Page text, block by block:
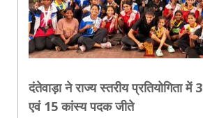
दंतेवाड़ा ने राज्य स्तरीय प्रतियोगिता
एवं 15 कांस्य पदक जीते